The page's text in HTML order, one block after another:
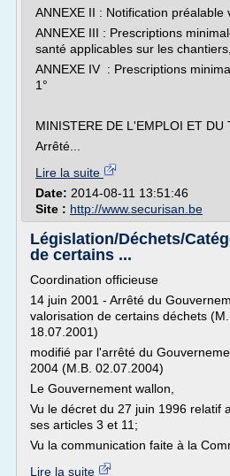
ANNEXE II : Notification préalable
ANNEXE III : Prescriptions
santé applicables sur les
ANNEXE IV : Prescriptions
1°
MINISTERE DE L'EMPLOI ET DU
Arrêté...
Lire la suite
Date: 2014-08-11 13:51:46
Site : http://www.securisan.be
Législation/Déchets/
de certains ...
Coordination officieuse
14 juin 2001 - Arrêté du
valorisation de certains déchets
18.07.2001)
modifié par l'arrêté du
2004 (M.B. 02.07.2004)
Le Gouvernement wallon,
Vu le décret du 27 juin 1996 relatif
ses articles 3 et 11;
Vu la communication faite à la
Lire la suite